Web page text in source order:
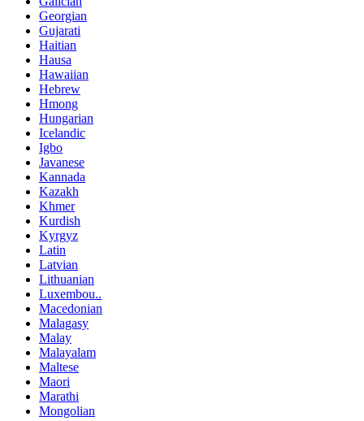
Georgian
Gujarati
Haitian
Hausa
Hawaiian
Hebrew
Hmong
Hungarian
Icelandic
Igbo
Javanese
Kannada
Kazakh
Khmer
Kurdish
Kyrgyz
Latin
Latvian
Lithuanian
Luxembou..
Macedonian
Malagasy
Malay
Malayalam
Maltese
Maori
Marathi
Mongolian